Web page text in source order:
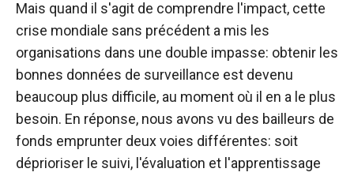
Mais quand il s'agit de comprendre l'impact, cette
crise mondiale sans précédent a mis les
organisations dans une double impasse: obtenir les
bonnes données de surveillance est devenu
beaucoup plus difficile, au moment où il en a le plus
besoin. En réponse, nous avons vu des bailleurs de
fonds emprunter deux voies différentes: soit
déprioriser le suivi, l'évaluation et l'apprentissage